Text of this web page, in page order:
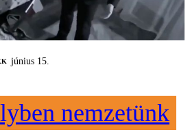
június 15.
nemzetünk